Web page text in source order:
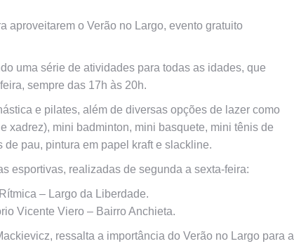
aproveitarem o Verão no Largo, evento gratuito
uma série de atividades para todas as idades, que
sempre das 17h às 20h.
e pilates, além de diversas opções de lazer como
xadrez), mini badminton, mini basquete, mini tênis de
pau, pintura em papel kraft e slackline.
esportivas, realizadas de segunda a sexta-feira:
– Largo da Liberdade.
Vicente Viero – Bairro Anchieta.
ressalta a importância do Verão no Largo para a